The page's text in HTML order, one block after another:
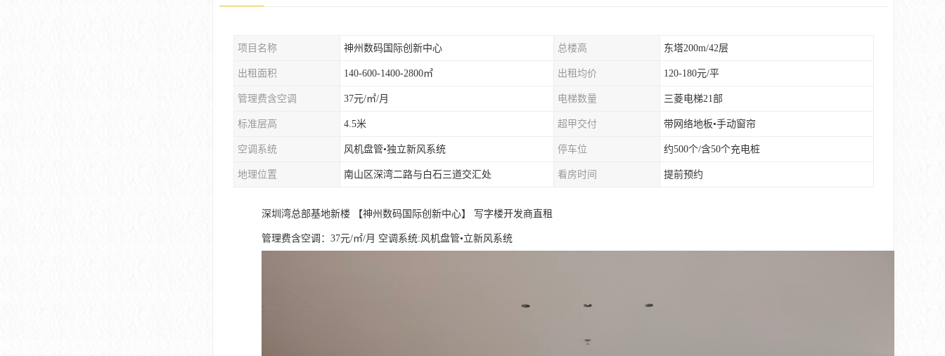
项目名称 神州数码国际创新中心 总楼高 东塔200m/42层
出租面积 140-600-1400-2800㎡ 出租均价 120-180元/平
管理费含空调 37元/㎡/月 电梯数量 三菱电梯21部
标准层高 4.5米 超甲交付 带网络地板•手动窗帘
空调系统 风机盘管•独立新风系统 停车位 约500个/含50个充电桩
地理位置 南山区深湾二路与白石三道交汇处 看房时间 提前预约
深圳湾总部基地新楼 【神州数码国际创新中心】 写字楼开发商直租
管理费含空调：37元/㎡/月 空调系统:风机盘管•立新风系统